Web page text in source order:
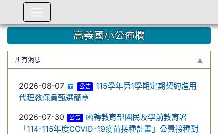
高義國小公佈欄
所有消息
2026-08-07 公告
115學年第1學期定期契約進用
代理教保員甄選簡章
2026-07-30
公告
函轉教育部國民及學前教育署
「114-115年度COVID-19疫苗接種計畫」公費接種對